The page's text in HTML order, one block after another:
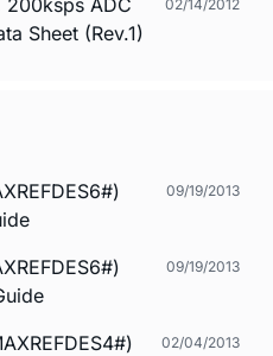
200ksps ADC
Sheet (Rev.1)
02/14/2012
09/19/2013
09/19/2013
02/04/2013